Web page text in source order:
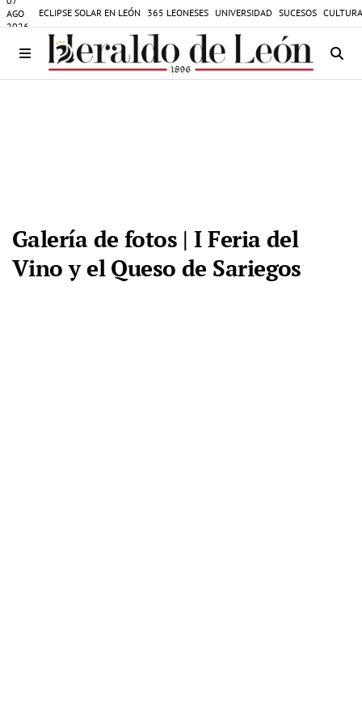
AGO
2026
ECLIPSE SOLAR EN LEÓN 365 LEONESES UNIVERSIDAD SUCESOS
Galería de fotos | I Feria del
Vino y el Queso de Sariegos